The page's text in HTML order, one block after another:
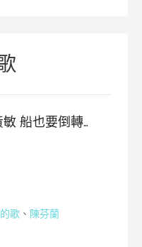
船也要倒轉…
歌 、 陳芬蘭